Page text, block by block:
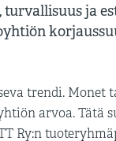
ja
trendi. Monet
arvoa. Tätä
Ry:n